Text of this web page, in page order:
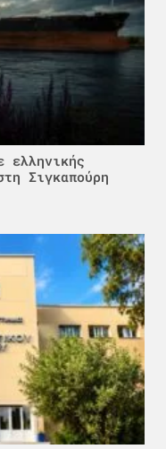
ελληνικής
Σιγκαπούρη